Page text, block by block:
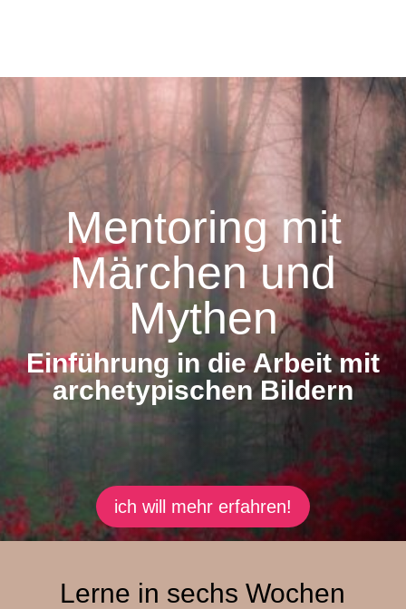
Mentoring mit
Märchen und
Mythen
Einführung in die Arbeit mit
archetypischen Bildern
ich will mehr erfahren!
Lerne in sechs Wochen